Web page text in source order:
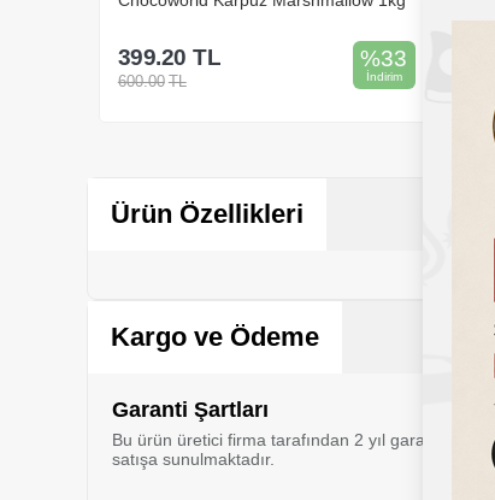
%33
İndirim
399.20 TL
600.00 TL
Ürün Özellikleri
Kargo ve Ödeme
Garanti Şartları
Bu ürün üretici firma tarafından 2 yıl garanti
satışa sunulmaktadır.